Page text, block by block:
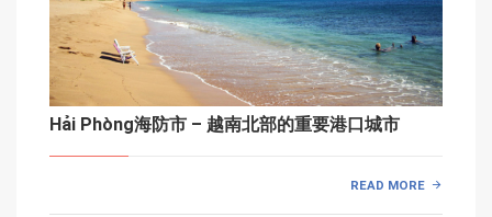
Hải Phòng海防市 – 越南北部的重要港口城市
READ MORE